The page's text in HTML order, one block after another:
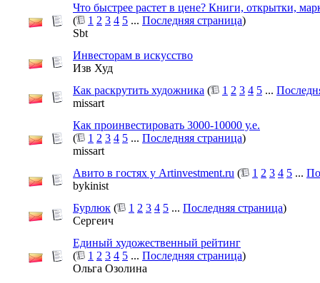
Что быстрее растет в цене? Книги, открытки,
(
1 2 3 4 5 ... Последняя страница)
Sbt
Инвесторам в искусство
Изв Худ
Как раскрутить художника ( 1 2 3 4 5 ...
missart
Как проинвестировать 3000-10000 у.е.
(
1 2 3 4 5 ... Последняя страница)
missart
Авито в гостях у Artinvestment.ru ( 1 2 3 4 5 ...
bykinist
Бурлюк ( 1 2 3 4 5 ... Последняя страница)
Сергеич
Единый художественный рейтинг
(
1 2 3 4 5 ... Последняя страница)
Ольга Озолина